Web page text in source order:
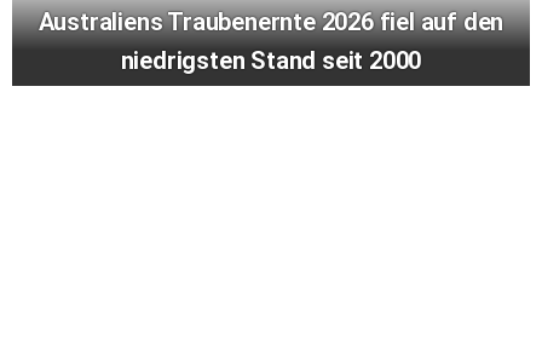
Australiens Traubenernte 2026 fiel auf den
niedrigsten Stand seit 2000